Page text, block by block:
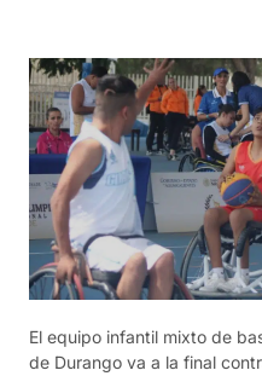
El equipo infantil mixto de
de Durango va a la final